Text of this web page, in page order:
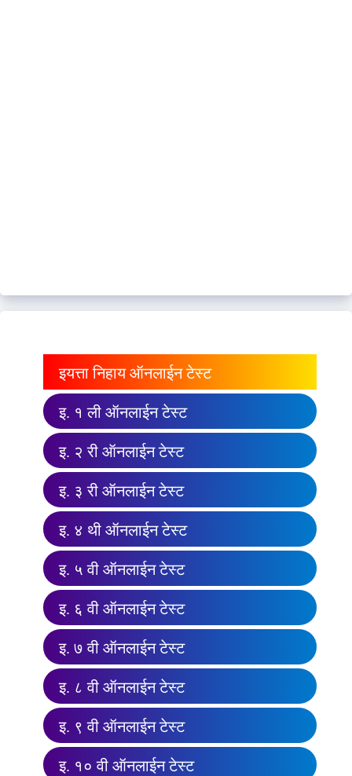
इयत्ता निहाय ऑनलाईन टेस्ट
इ. १ ली ऑनलाईन टेस्ट
इ. २ री ऑनलाईन टेस्ट
इ. ३ री ऑनलाईन टेस्ट
इ. ४ थी ऑनलाईन टेस्ट
इ. ५ वी ऑनलाईन टेस्ट
इ. ६ वी ऑनलाईन टेस्ट
इ. ७ वी ऑनलाईन टेस्ट
इ. ८ वी ऑनलाईन टेस्ट
इ. ९ वी ऑनलाईन टेस्ट
इ. १० वी ऑनलाईन टेस्ट